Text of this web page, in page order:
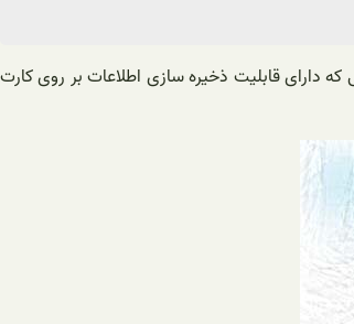
دارای قابلیت ذخیره سازی اطلاعات بر روی کارت